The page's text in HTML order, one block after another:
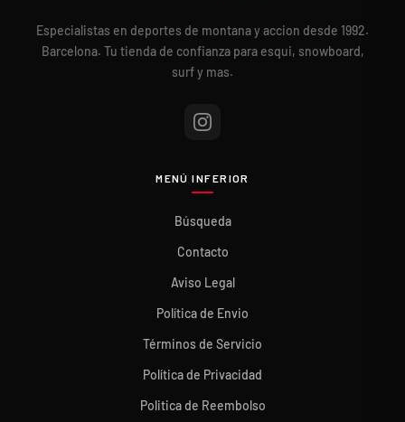
Especialistas en deportes de montana y accion desde 1992.
Barcelona. Tu tienda de confianza para esqui, snowboard,
surf y mas.
MENÚ INFERIOR
Búsqueda
Contacto
Aviso Legal
Política de Envio
Términos de Servicio
Política de Privacidad
Politica de Reembolso